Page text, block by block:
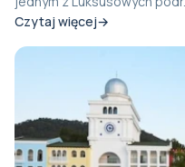
Czytaj więcej